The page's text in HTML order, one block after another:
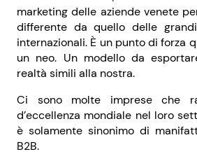
marketing delle aziende venete
differente da quello delle
internazionali. È un punto di forza
un neo. Un modello da
realtà simili alla nostra.
Ci sono molte imprese che
d’eccellenza mondiale nel loro
è solamente sinonimo di
B2B.